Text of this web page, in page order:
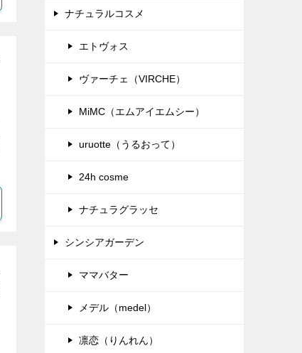
ナチュラルコスメ
エトヴォス
ヴァーチェ（VIRCHE）
MiMC（エムアイエムシー）
uruotte（うるおって）
24h cosme
ナチュラグラッセ
シンシアガーデン
ママバター
メデル（medel）
凛恋（りんれん）